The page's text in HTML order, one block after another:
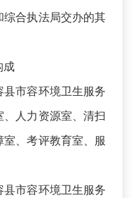
合执法局交办的其
市容环境卫生服务
人力资源室、清扫
、考评教育室、服
市容环境卫生服务